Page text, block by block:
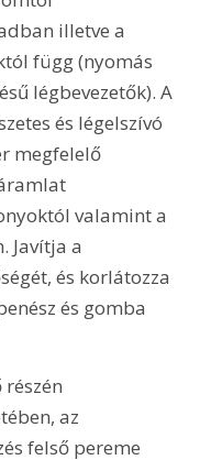
illetve a
függ (nyomás
légbevezetők). A
és légelszívó
megfelelő
valamint a
Javítja a
és korlátozza
és gomba
az
felső pereme